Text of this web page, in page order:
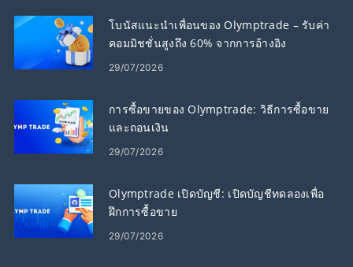
โบนัสแนะนำเพื่อนของ Olymptrade – รับค่า
คอมมิชชั่นสูงถึง 60% จากการอ้างอิง
29/07/2026
การซื้อขายของ Olymptrade: วิธีการซื้อขาย
และถอนเงิน
29/07/2026
Olymptrade เปิดบัญชี: เปิดบัญชีทดลองเพื่อ
ฝึกการซื้อขาย
29/07/2026